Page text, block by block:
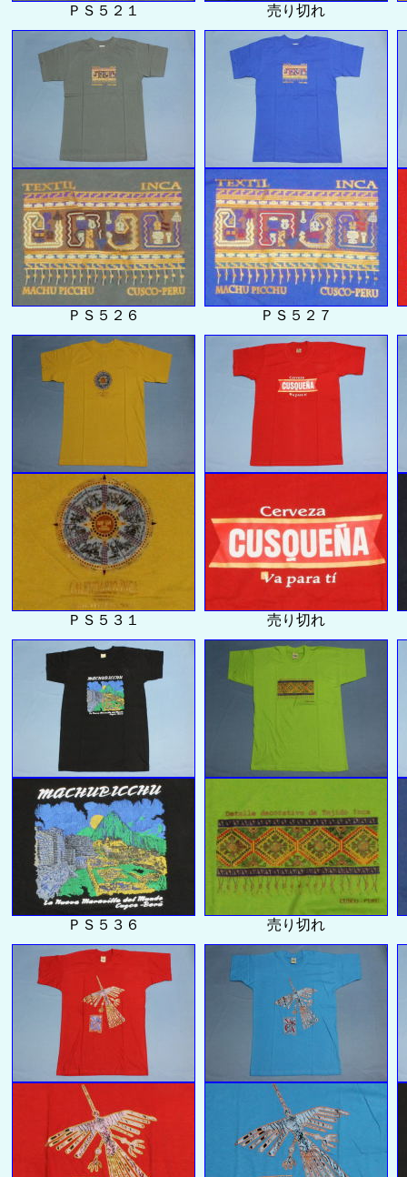
ＰＳ５２１ 売り切れ
ＰＳ５２６ ＰＳ５２７
ＰＳ５３１ 売り切れ
ＰＳ５３６ 売り切れ